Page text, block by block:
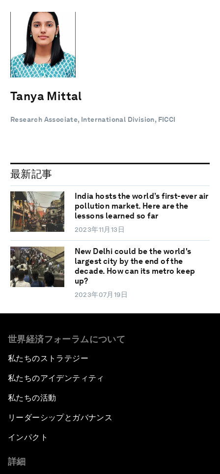
Tanya Mittal
Research Associate, International Division, FICCI
最新記事
India hosts the world’s first-ever air
pollution market. Here are the
lessons learned so far
2023年11月13日
New Delhi could be the world's
largest city by the end of the
decade. How can its metro keep
up?
2023年07月19日
世界経済フォーラムについて
私たちのストラテジー
私たちのアイデンティティ
私たちの活動
リーダーシップとガバナンス
インパクト
詳細